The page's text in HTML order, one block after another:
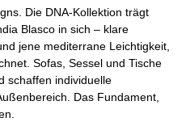
Die DNA-Kollektion trägt
Blasco in sich – klare
jene mediterrane Leichtigkeit,
Sofas, Sessel und Tische
schaffen individuelle
Das Fundament,